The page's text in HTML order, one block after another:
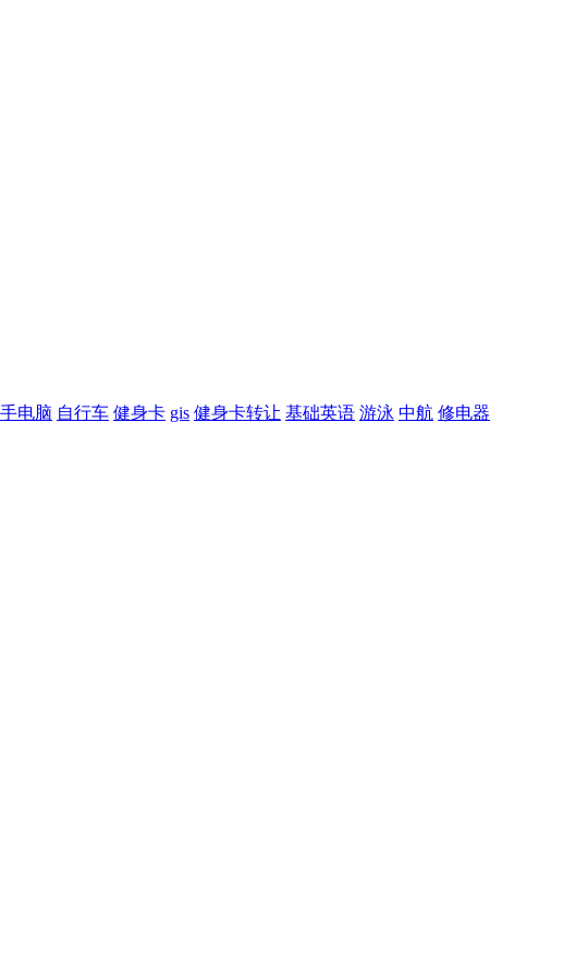
电脑 自行车 健身卡 gis 健身卡转让 基础英语 游泳 中航 修电器